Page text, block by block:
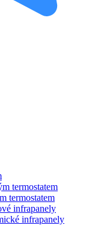
termostatem
termostatem
infrapanely
infrapanely